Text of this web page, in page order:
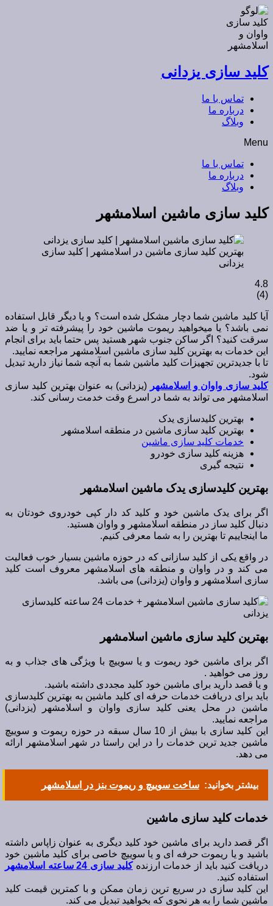
کلید سازی یزدانی
تماس با ما
درباره ما
وبلاگ
Menu
تماس با ما
درباره ما
وبلاگ
کلید سازی ماشین اسلامشهر
بهترین کلید سازی ماشین در اسلامشهر | کلید سازی
یزدانی
4.8
(
4
)
آیا کلید ماشین شما دچار مشکل شده است؟ و یا دیگر قابل استفاده
نمی باشد؟ یا میخواهید ریموت ماشین خود را پیشرفته تر و یا ضد
سرقت کنید؟ اگر ساکن جنوب شهر هستید پس حتما باید برای انجام
این خدمات به بهترین کلید سازی ماشین اسلامشهر مراجعه نمایید.
تا با جدیدترین تجهیزات کلید ماشین شما به آنچه شما نیاز دارید تبدیل
شود.
کلید سازی واوان و اسلامشهر (یزدانی) به عنوان بهترین کلید سازی
اسلامشهر می تواند به شما در اسرع وقت خدمت رسانی کند.
بهترین کلیدسازی یدک
بهترین کلید سازی ماشین در منطقه اسلامشهر
خدمات کلید سازی ماشین
هزینه کلید سازی خودرو
نتیجه گیری
بهترین کلیدسازی یدک ماشین اسلامشهر
اگر برای یدک ماشین خود و کلید کد دار کپی خودروی خودتان به
دنبال کلید ساز در منطقه اسلامشهر و واوان هستید.
ما اینجاییم تا بهترین را به شما معرفی کنیم.
در واقع یکی از کلید سازانی که در حوزه ماشین بسیار خوب فعالیت
می کند و در واوان و منطقه های اسلامشهر معروف است کلید
سازی اسلامشهر و واوان (یزدانی) می باشد.
بهترین کلید سازی ماشین اسلامشهر
اگر برای ماشین خود ریموت و یا سوییچ با ویژگی های جذاب و به
روز می خواهید .
و یا قصد دارید برای ماشین خود کلید مجددی داشته باشید.
باید برای دریافت خدمات حرفه ای کلید ماشین به بهترین کلیدسازی
ماشین در محل یعنی کلید سازی واوان و اسلامشهر (یزدانی)
مراجعه نمایید.
این کلید سازی با بیش از 10 سال سبقه در حوزه ریموت و سوییچ
ماشین جدید ترین خدمات را در این راستا در شهر اسلامشهر ارائه
می دهد.
بیشتر بخوانید: ساخت سوییچ و ریموت بنز در اسلامشهر
خدمات کلید سازی ماشین
اگر قصد دارید برای ماشین خود کلید دیگری به عنوان زاپاس داشته
باشید و یا ریموت حرفه ای و یا سوییچ خاصی برای کلید ماشین خود
دریافت کنید باید از خدمات ارزنده کلید سازی 24 ساعته اسلامشهر
استفاده کنید.
این کلید سازی در سریع ترین زمان ممکن و با کمترین قیمت کلید
ماشین شما را به هر نحوی که بخواهید تبدیل می کند.